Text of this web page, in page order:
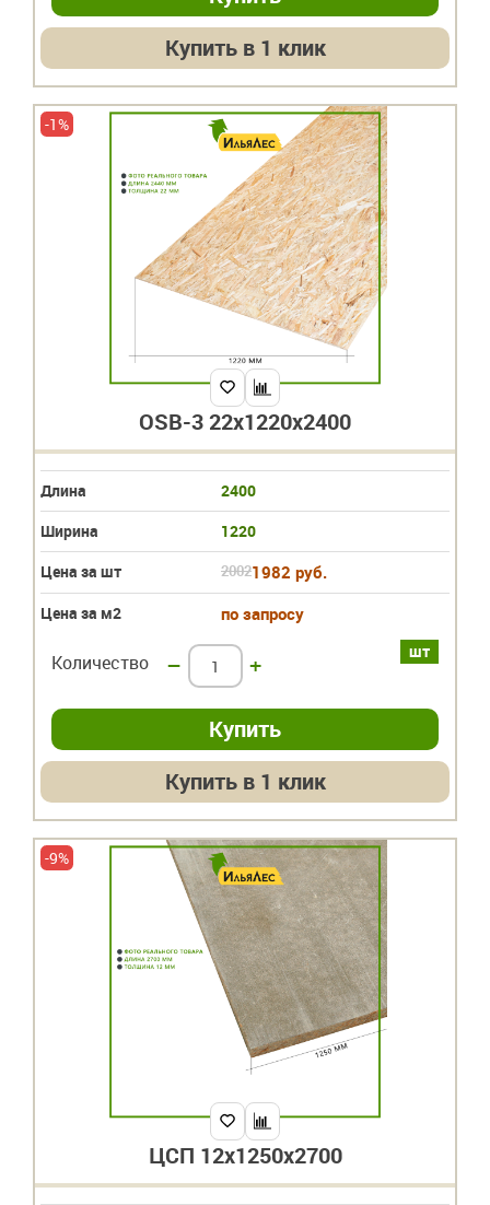
Купить в 1 клик
-1%
OSB-3 22х1220х2400
Длина
2400
Ширина
1220
Цена за шт
20021982 руб.
Цена за м2 по запросу
шт
Количество – +
Купить в 1 клик
-9%
ЦСП 12х1250х2700